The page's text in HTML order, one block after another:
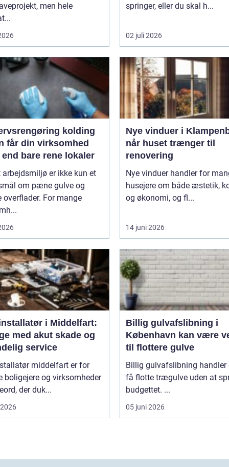
men hele
springer, eller du skal h...
02 juli 2026
kolding
får din virksomhed
end bare rene lokaler
arbejdsmiljø er ikke kun et
om pæne gulve og
overflader. For mange
Nye vinduer i
når huset trænger til
renovering
Nye vinduer handler for
husejere om både æstetik,
og økonomi, og fl...
14 juni 2026
i Middelfart:
med akut skade og
service
middelfart er for
boligejere og virksomheder
der duk...
Billig gulvafslibning i
København kan være
til flottere gulve
Billig gulvafslibning handler
få flotte trægulve uden at
budgettet. ...
05 juni 2026